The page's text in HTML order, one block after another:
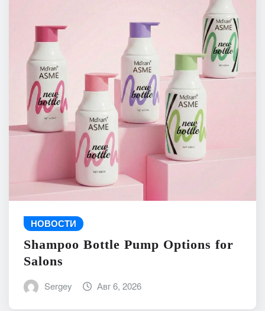
НОВОСТИ
Shampoo Bottle Pump Options for
Salons
Sergey Авг 6, 2026